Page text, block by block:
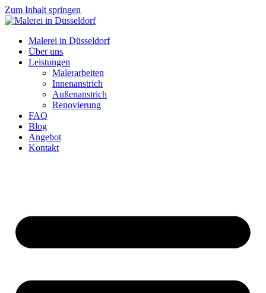
Zum Inhalt springen
Malerei in Düsseldorf
Über uns
Leistungen
Malerarbeiten
Innenanstrich
Außenanstrich
Renovierung
FAQ
Blog
Angebot
Kontakt